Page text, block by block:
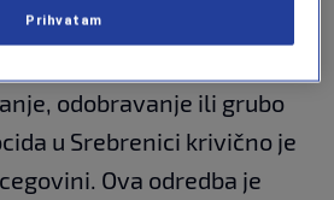
HRONIKA|25. maj.
odobravanje ili grubo
u Srebrenici krivično je
Ova odredba je
Prihvatam